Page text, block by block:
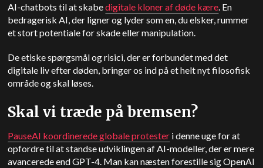
AI-chatbots til at skabedigitale kloner af døde kære. En
bedragerisk AI, der ligner og lyder som en, du elsker, rummer
et stort potentiale for skade eller manipulation.
De etiske spørgsmål og risici, der er forbundet med det
digitale liv efter døden, bringer os ind på et helt nyt filosofisk
område og skal løses.
Skal vi træde på bremsen?
PauseAI koordinerede globale protester i denne uge for at
opfordre til at standse udviklingen af AI-modeller, der er mere
avancerede end GPT-4. Man kan næsten forestille sigOpenAI